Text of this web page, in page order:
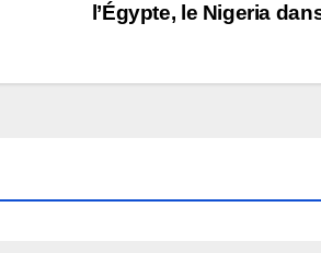
l’Égypte, le Nigeria